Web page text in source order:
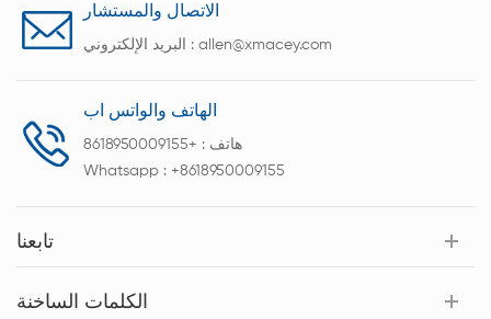
الاتصال والمستشار
البريد الإلكتروني : allen@xmacey.com
الهاتف والواتس اب
هاتف : +8618950009155
Whatsapp : +8618950009155
تابعنا
الكلمات الساخنة